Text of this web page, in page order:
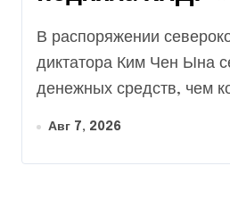
В распоряжении северокорейского
диктатора Ким Чен Ына
денежных средств, чем
Авг 7, 2026